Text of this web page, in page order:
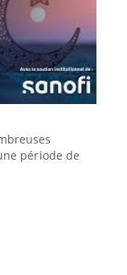
période de